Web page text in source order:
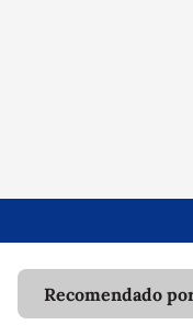
Recomendado